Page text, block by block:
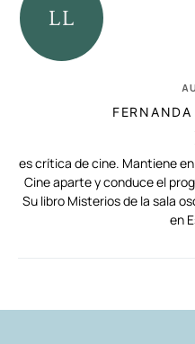
es crítica de cine. Mantiene
Cine aparte y conduce el
Su libro Misterios de la sala
en